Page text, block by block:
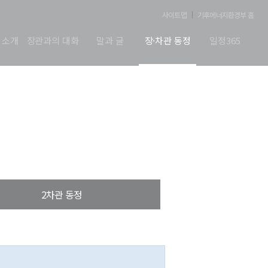
사이트맵 기후에너지환경부 홈
개 장관과의 대화 말과 글 장·차관 동정 일정365
2차관 동정